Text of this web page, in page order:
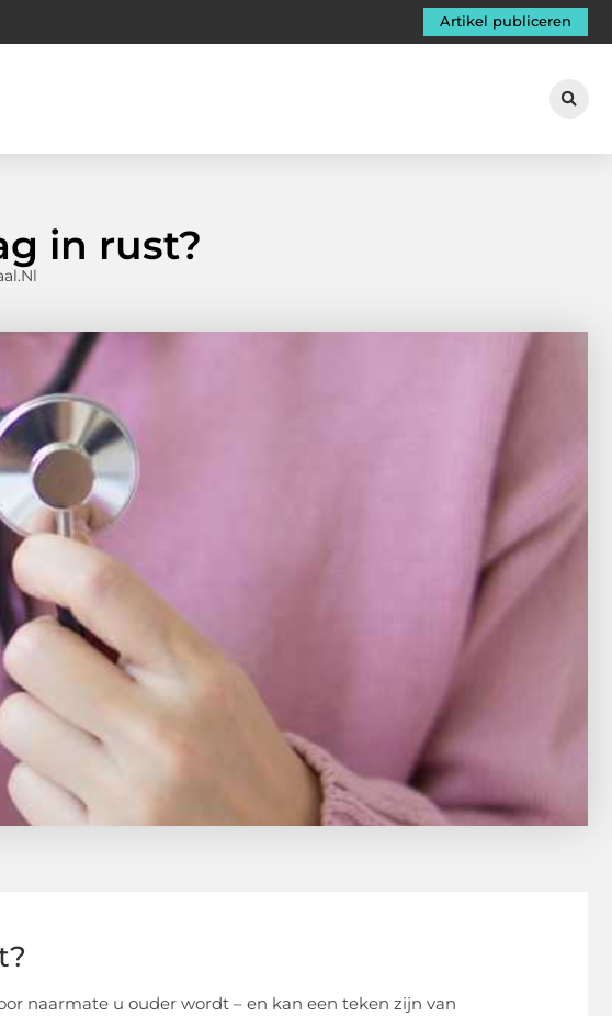
Artikel publiceren
in rust?
naarmate u ouder wordt – en kan een teken zijn van